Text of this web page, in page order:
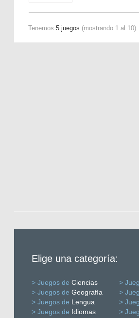
Tenemos 5 juegos (mostrando 1 al 10)
Elige una categoría:
> Juegos de Ciencias >
> Juegos de Geografía >
> Juegos de Lengua >
> Juegos de Idiomas >